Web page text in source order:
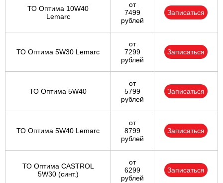
ТО Оптима 10W40
Lemarc
от
7499
рублей
Записаться
ТО Оптима 5W30 Lemarc
от
7299
рублей
Записаться
ТО Оптима 5W40
от
5799
рублей
Записаться
ТО Оптима 5W40 Lemarc
от
8799
рублей
Записаться
ТО Оптима CASTROL
5W30 (синт.)
от
6299
рублей
Записаться